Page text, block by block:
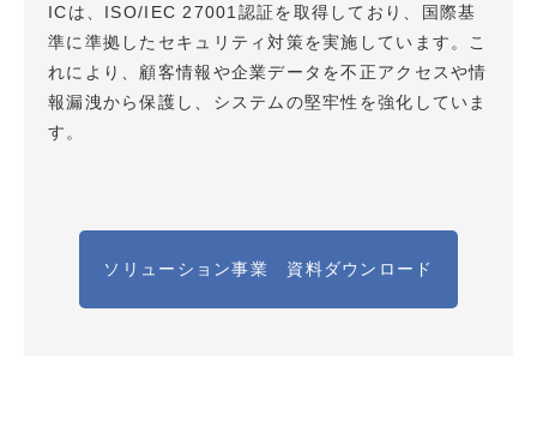
ICは、ISO/IEC 27001認証を取得しており、国際基
準に準拠したセキュリティ対策を実施しています。こ
れにより、顧客情報や企業データを不正アクセスや情
報漏洩から保護し、システムの堅牢性を強化していま
す。
ソリューション事業 資料ダウンロード